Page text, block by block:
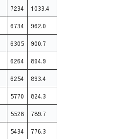
7234 1033.4
6734 962.0
6305 900.7
6264 894.9
6254 893.4
5770 824.3
5528 789.7
5434 776.3